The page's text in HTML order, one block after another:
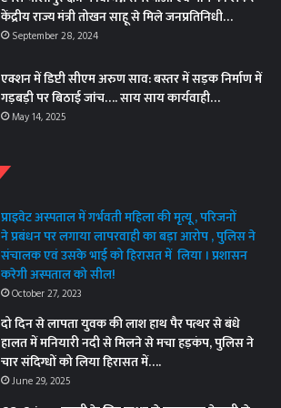
केंद्रीय राज्य मंत्री तोखन साहू से मिले जनप्रतिनिधी…
September 28, 2024
एक्शन में डिप्टी सीएम अरुण साव: बस्तर में सड़क निर्माण में
गड़बड़ी पर बिठाई जांच…. साय साय कार्यवाही…
May 14, 2025
प्राइवेट अस्पताल में गर्भवती महिला की मृत्यू , परिजनों
ने प्रबंधन पर लगाया लापरवाही का बड़ा आरोप , पुलिस ने
संचालक एवं उसके भाई को हिरासत में लिया । प्रशासन
करेगी अस्पताल को सील!
October 27, 2023
दो दिन से लापता युवक की लाश हाथ पैर पत्थर से बंधे
हालत में मनियारी नदी से मिलने से मचा हड़कंप, पुलिस ने
चार संदिग्धों को लिया हिरासत में….
June 29, 2025